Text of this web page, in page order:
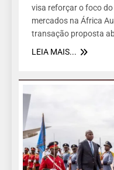
visa reforçar o foco
mercados na África
transação proposta
LEIA MAIS...